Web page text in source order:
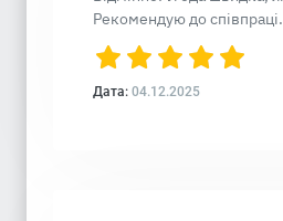
Рекомендую до співпраці.
Дата: 04.12.2025